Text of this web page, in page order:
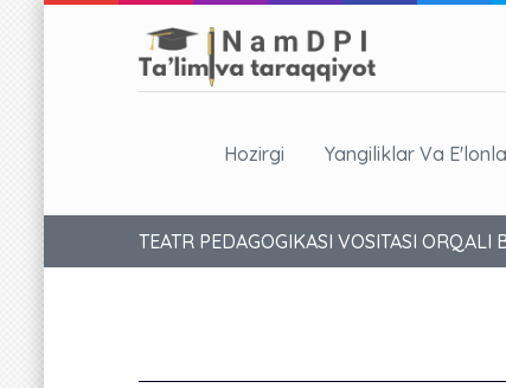
Hozirgi Yangiliklar Va
TEATR PEDAGOGIKASI VOSITASI